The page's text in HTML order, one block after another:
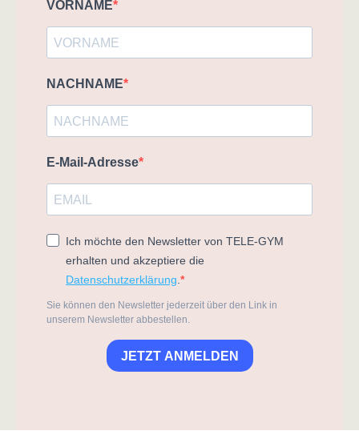
VORNAME
NACHNAME
E-Mail-Adresse
Ich möchte den Newsletter von TELE-GYM
erhalten und akzeptiere die
Datenschutzerklärung.
Sie können den Newsletter jederzeit über den Link in
unserem Newsletter abbestellen.
JETZT ANMELDEN